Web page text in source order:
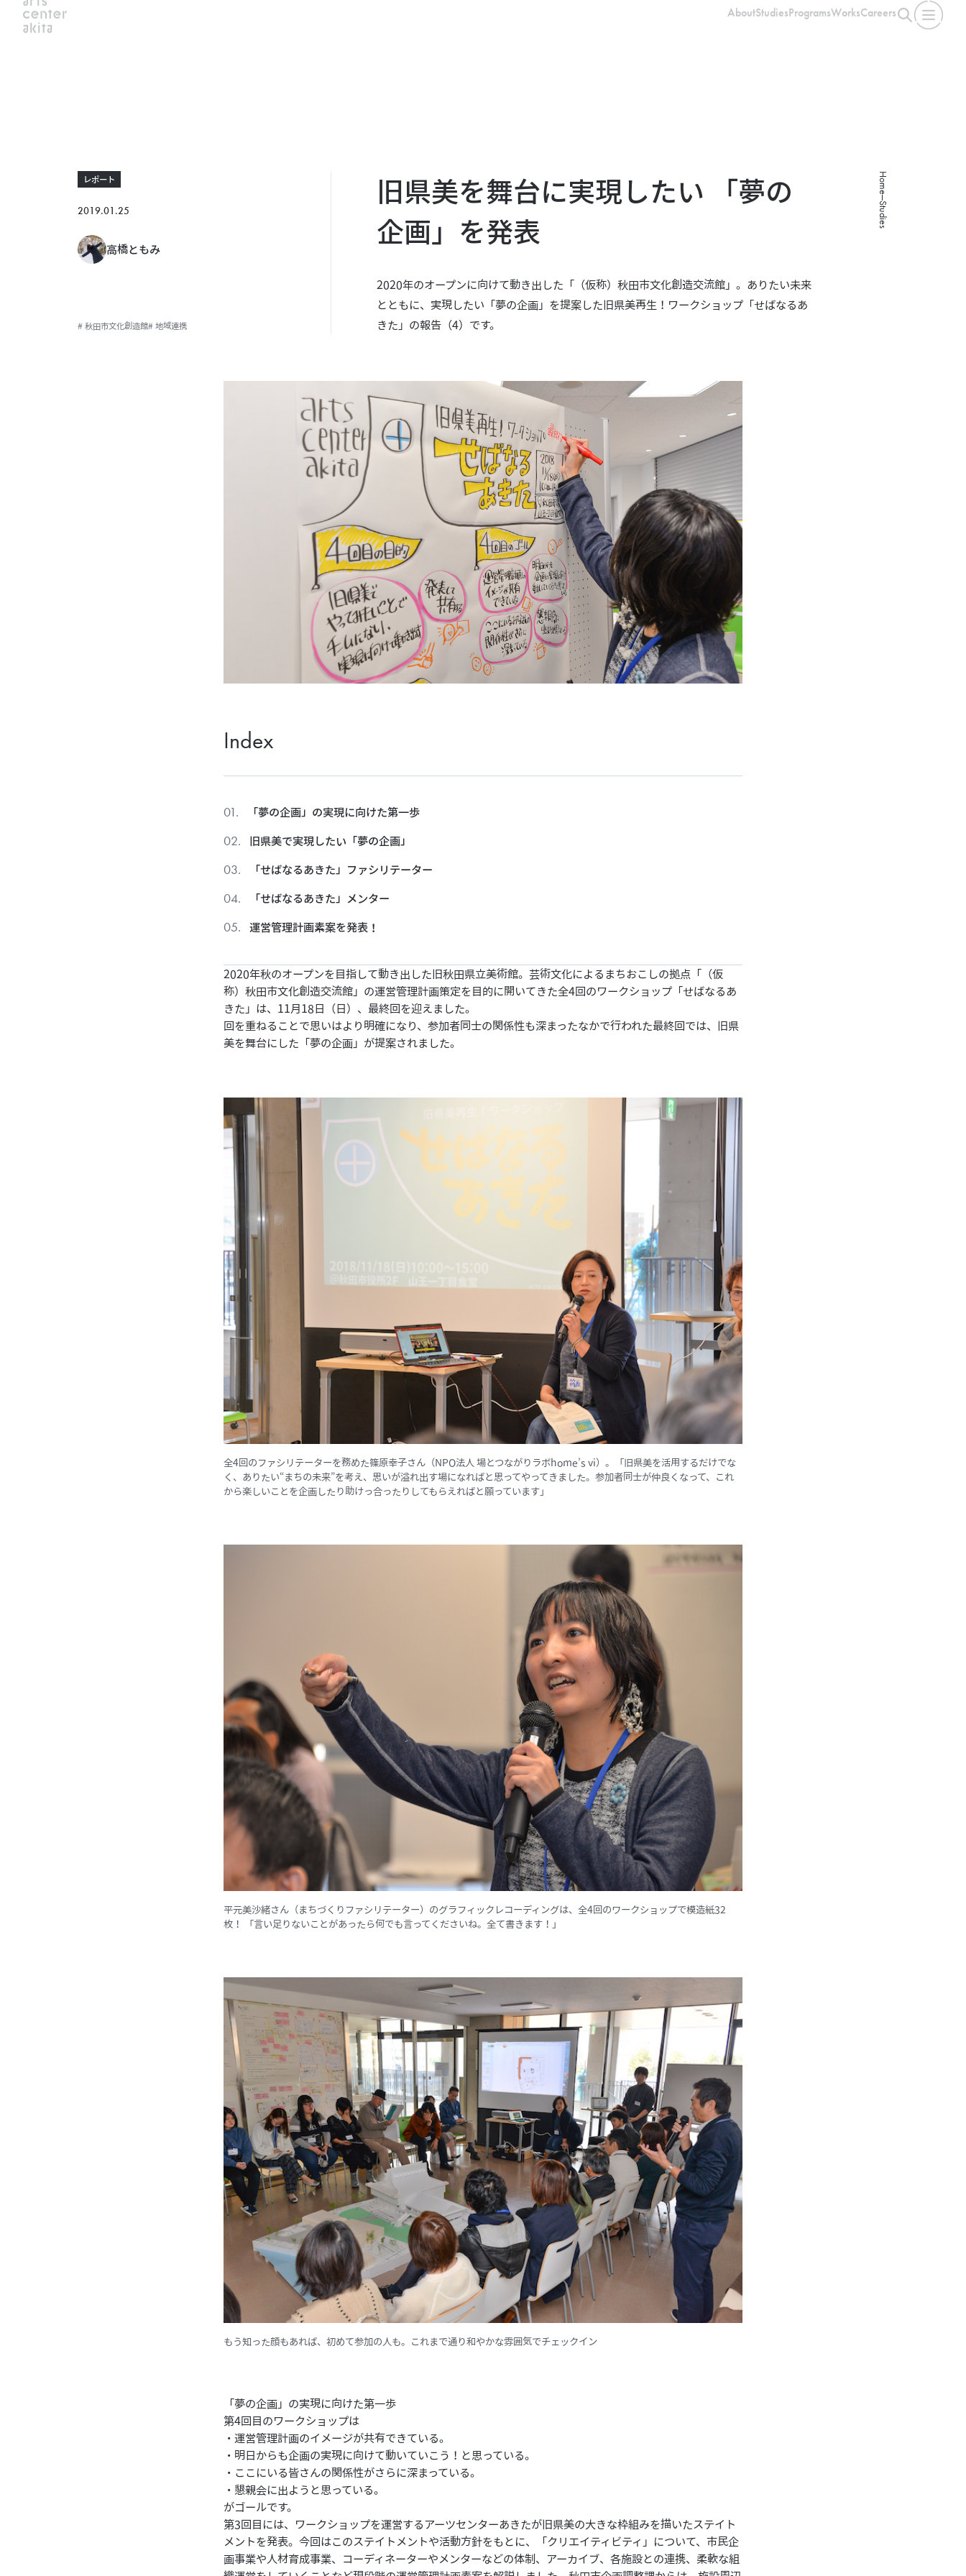
Home
Studies
旧県美を舞台に実現したい 「夢の
企画」を発表
2020年のオープンに向けて動き出した「（仮称）秋田市文化創造交流館」。ありたい未来
とともに、実現したい「夢の企画」を提案した旧県美再生！ワークショップ「せばなるあ
きた」の報告（4）です。
レポート
高橋ともみ
2019.01.25
# 秋田市文化創造館# 地域連携
Index
「夢の企画」の実現に向けた第一歩
旧県美で実現したい「夢の企画」
「せばなるあきた」ファシリテーター
「せばなるあきた」メンター
運営管理計画素案を発表！
2020年秋のオープンを目指して動き出した旧秋田県立美術館。芸術文化によるまちおこしの拠点「（仮
称）秋田市文化創造交流館」の運営管理計画策定を目的に開いてきた全4回のワークショップ「せばなるあ
きた」は、11月18日（日）、最終回を迎えました。
回を重ねることで思いはより明確になり、参加者同士の関係性も深まったなかで行われた最終回では、旧県
美を舞台にした「夢の企画」が提案されました。
全4回のファシリテーターを務めた篠原幸子さん（NPO法人 場とつながりラボhome’s vi）。「旧県美を活用するだけでな
く、ありたい“まちの未来”を考え、思いが溢れ出す場になればと思ってやってきました。参加者同士が仲良くなって、これ
から楽しいことを企画したり助けっ合ったりしてもらえればと願っています」
平元美沙緒さん（まちづくりファシリテーター）のグラフィックレコーディングは、全4回のワークショップで模造紙32
枚！ 「言い足りないことがあったら何でも言ってくださいね。全て書きます！」
もう知った顔もあれば、初めて参加の人も。これまで通り和やかな雰囲気でチェックイン
「夢の企画」の実現に向けた第一歩
第4回目のワークショップは
・運営管理計画のイメージが共有できている。
・明日からも企画の実現に向けて動いていこう！と思っている。
・ここにいる皆さんの関係性がさらに深まっている。
・懇親会に出ようと思っている。
がゴールです。
第3回目には、ワークショップを運営するアーツセンターあきたが旧県美の大きな枠組みを描いたステイト
メントを発表。今回はこのステイトメントや活動方針をもとに、「クリエイティビティ」について、市民企
画事業や人材育成事業、コーディネーターやメンターなどの体制、アーカイブ、各施設との連携、柔軟な組